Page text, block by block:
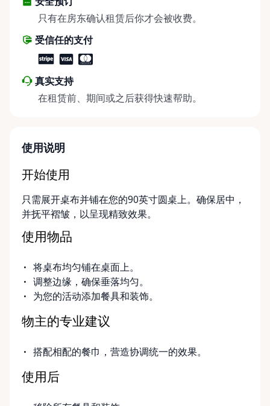
helping people enjoy more for less while making a
share instead of buy, we’re all doing our part to
make things easier on Mother Nature.
只有在房东确认租赁后你才会被收费。
受信任的支付
真实支持
在租赁前、期间或之后获得快速帮助。
使用说明
开始使用
只需展开桌布并铺在您的90英寸圆桌上。确保居中，
并抚平褶皱，以呈现精致效果。
使用物品
将桌布均匀铺在桌面上。
调整边缘，确保垂落均匀。
为您的活动添加餐具和装饰。
物主的专业建议
搭配相配的餐巾，营造协调统一的效果。
使用后